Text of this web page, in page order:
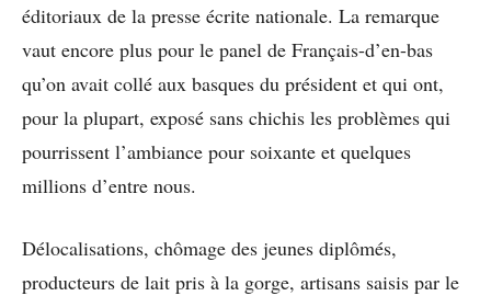
éditoriaux de la presse écrite nationale. La remarque
vaut encore plus pour le panel de Français-d’en-bas
qu’on avait collé aux basques du président et qui ont,
pour la plupart, exposé sans chichis les problèmes qui
pourrissent l’ambiance pour soixante et quelques
millions d’entre nous.
Délocalisations, chômage des jeunes diplômés,
producteurs de lait pris à la gorge, artisans saisis par le